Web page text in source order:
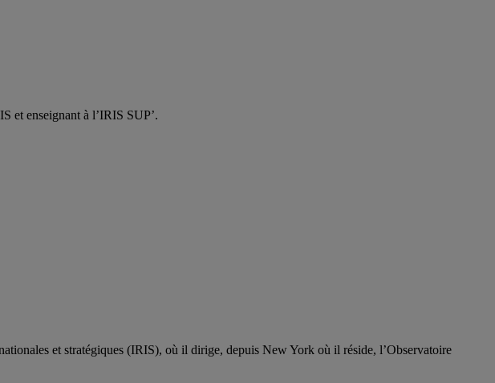
et enseignant à l’IRIS SUP’.
et stratégiques (IRIS), où il dirige, depuis New York où il réside, l’Observatoire